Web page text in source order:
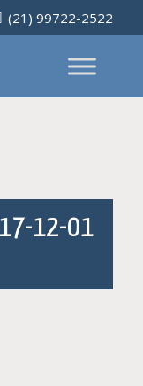
(21) 99722-2522
12-01